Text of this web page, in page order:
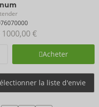
1000,00 €
Acheter
la liste d'envie